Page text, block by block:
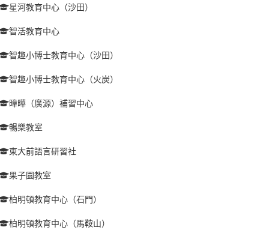
星河教育中心（沙田）
智活教育中心
智趣小博士教育中心（沙田）
智趣小博士教育中心（火炭）
暐曄（廣源）補習中心
暢樂教室
東大前語言研習社
果子園教室
柏明頓教育中心（石門）
柏明頓教育中心（馬鞍山）